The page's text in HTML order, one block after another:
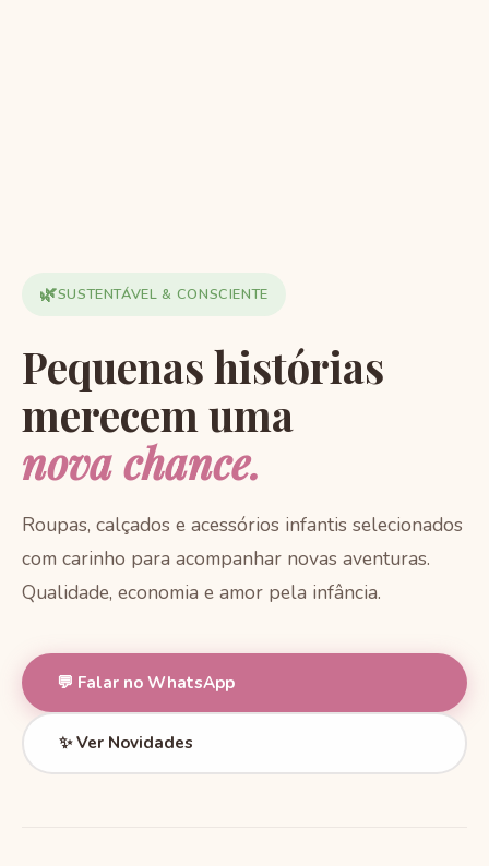
🌿SUSTENTÁVEL & CONSCIENTE
Pequenas histórias
merecem uma
nova chance.
Roupas, calçados e acessórios infantis selecionados
com carinho para acompanhar novas aventuras.
Qualidade, economia e amor pela infância.
💬 Falar no WhatsApp
✨ Ver Novidades